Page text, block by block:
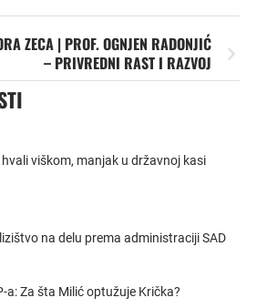
ZECA | PROF. OGNJEN RADONJIĆ
– PRIVREDNI RAST I RAZVOJ
viškom, manjak u državnoj kasi
na delu prema administraciji SAD
a: Za šta Milić optužuje Krička?